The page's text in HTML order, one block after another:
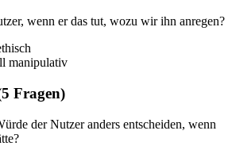
wenn er das tut, wozu wir ihn anregen?
manipulativ
Fragen)
der Nutzer anders entscheiden, wenn